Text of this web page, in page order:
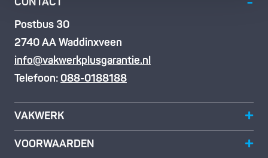
Postbus 30
2740 AA Waddinxveen
info@vakwerkplusgarantie.nl
Telefoon: 088-0188188
VAKWERK
VOORWAARDEN